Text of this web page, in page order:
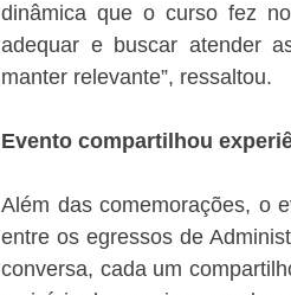
dinâmica que o curso fez
adequar e buscar atender
manter relevante”, ressaltou.
Evento compartilhou
Além das comemorações, o
entre os egressos de
conversa, cada um